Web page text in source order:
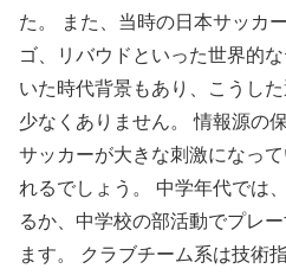
た。 また、当時の日本サッカ
ゴ、リバウドといった世界的
いた時代背景もあり、こうし
少なくありません。 情報源の
サッカーが大きな刺激になっ
れるでしょう。 中学年代では
るか、中学校の部活動でプレ
ます。 クラブチーム系は技術